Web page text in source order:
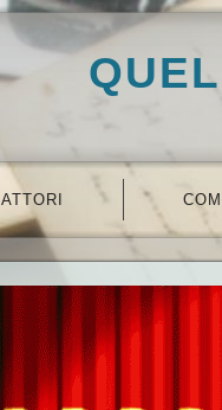
ATTORI